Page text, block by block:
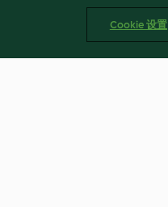
Cookie 设置